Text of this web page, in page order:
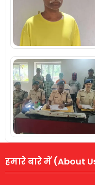
हमारे बारे में (About